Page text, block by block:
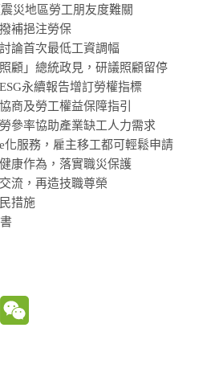
災地區勞工朋友度難關
補挹注勞保
論首次最低工資調幅
顧」總統政見，研議照顧留停
永續報告增訂勞權指標
商及勞工權益保障指引
參率協助產業缺工人力需求
服務，雇主移工都可輕鬆申請
康作為，落實職災保護
流，再造技職尊榮
措施
Line